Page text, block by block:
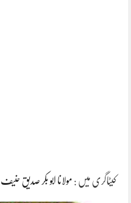
کیٹاگری میں : مولانا ابو بکر صدیق حنیف